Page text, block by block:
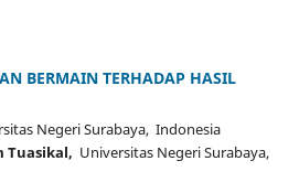
BERMAIN TERHADAP HASIL
Negeri Surabaya, Indonesia
Tuasikal, Universitas Negeri Surabaya,